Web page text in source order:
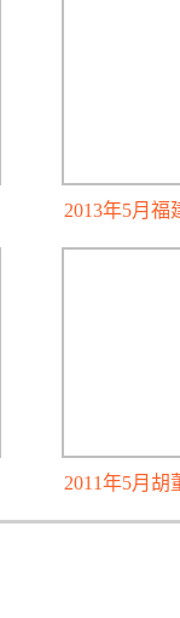
2013年5月福
2011年5月胡